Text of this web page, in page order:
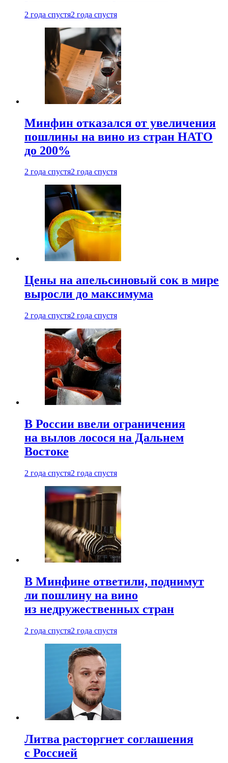
2 года спустя2 года спустя
Минфин отказался от увеличения
пошлины на вино из стран НАТО
до 200%
2 года спустя2 года спустя
Цены на апельсиновый сок в мире
выросли до максимума
2 года спустя2 года спустя
В России ввели ограничения
на вылов лосося на Дальнем
Востоке
2 года спустя2 года спустя
В Минфине ответили, поднимут
ли пошлину на вино
из недружественных стран
2 года спустя2 года спустя
Литва расторгнет соглашения
с Россией